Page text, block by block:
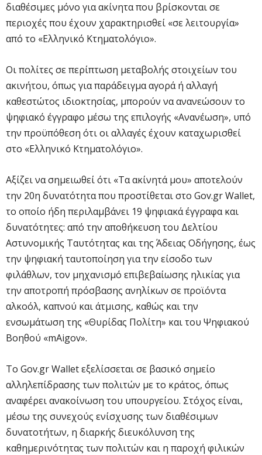
διαθέσιμες μόνο για ακίνητα που βρίσκονται σε
περιοχές που έχουν χαρακτηρισθεί «σε λειτουργία»
από το «Ελληνικό Κτηματολόγιο».
Οι πολίτες σε περίπτωση μεταβολής στοιχείων του
ακινήτου, όπως για παράδειγμα αγορά ή αλλαγή
καθεστώτος ιδιοκτησίας, μπορούν να ανανεώσουν το
ψηφιακό έγγραφο μέσω της επιλογής «Ανανέωση», υπό
την προϋπόθεση ότι οι αλλαγές έχουν καταχωρισθεί
στο «Ελληνικό Κτηματολόγιο».
Αξίζει να σημειωθεί ότι «Τα ακίνητά μου» αποτελούν
την 20η δυνατότητα που προστίθεται στο Gov.gr Wallet,
το οποίο ήδη περιλαμβάνει 19 ψηφιακά έγγραφα και
δυνατότητες: από την αποθήκευση του Δελτίου
Αστυνομικής Ταυτότητας και της Άδειας Οδήγησης, έως
την ψηφιακή ταυτοποίηση για την είσοδο των
φιλάθλων, τον μηχανισμό επιβεβαίωσης ηλικίας για
την αποτροπή πρόσβασης ανηλίκων σε προϊόντα
αλκοόλ, καπνού και άτμισης, καθώς και την
ενσωμάτωση της «Θυρίδας Πολίτη» και του Ψηφιακού
Βοηθού «mAigov».
Το Gov.gr Wallet εξελίσσεται σε βασικό σημείο
αλληλεπίδρασης των πολιτών με το κράτος, όπως
αναφέρει ανακοίνωση του υπουργείου. Στόχος είναι,
μέσω της συνεχούς ενίσχυσης των διαθέσιμων
δυνατοτήτων, η διαρκής διευκόλυνση της
καθημερινότητας των πολιτών και η παροχή φιλικών